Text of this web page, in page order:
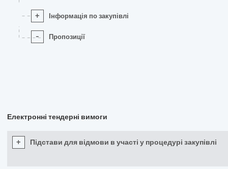
+ Інформація по закупівлі
- Пропозиції
Електронні тендерні вимоги
+ Підстави для відмови в участі у процедурі закупівлі